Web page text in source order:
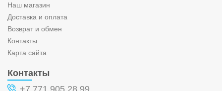
Наш магазин
Доставка и оплата
Возврат и обмен
Контакты
Карта сайта
Контакты
+7 771 905 28 99